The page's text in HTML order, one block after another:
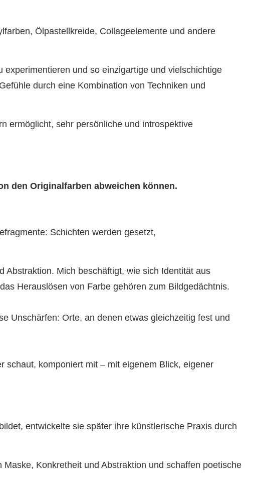
Ölpastellkreide, Collageelemente und andere
und so einzigartige und vielschichtige
durch eine Kombination von Techniken und
ermöglicht, sehr persönliche und introspektive
den Originalfarben abweichen können.
Schichten werden gesetzt,
Abstraktion. Mich beschäftigt, wie sich Identität aus
Herauslösen von Farbe gehören zum Bildgedächtnis.
Unschärfen: Orte, an denen etwas gleichzeitig fest und
schaut, komponiert mit – mit eigenem Blick, eigener
entwickelte sie später ihre künstlerische Praxis durch
Konkretheit und Abstraktion und schaffen poetische